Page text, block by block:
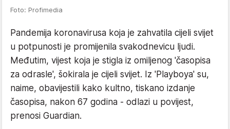
Foto: Profimedia
Pandemija koronavirusa koja je zahvatila cijeli svijet
u potpunosti je promijenila svakodnevicu ljudi.
Međutim, vijest koja je stigla iz omiljenog 'časopisa
za odrasle', šokirala je cijeli svijet. Iz 'Playboya' su,
naime, obavijestili kako kultno, tiskano izdanje
časopisa, nakon 67 godina - odlazi u povijest,
prenosi Guardian.